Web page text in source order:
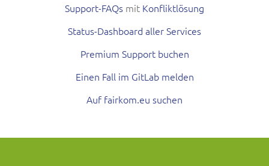
Support-FAQs mit Konfliktlösung
Status-Dashboard aller Services
Premium Support buchen
Einen Fall im GitLab melden
Auf fairkom.eu suchen